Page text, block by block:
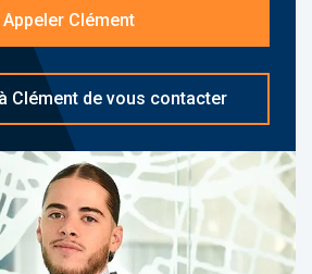
comprend 97
occupant :
acteur majeur du secteur
France, avec plusieurs
répartis sur le
reconnu pour son expérience,
soins et son engagement
Appeler Clément
Clément de vous contacter